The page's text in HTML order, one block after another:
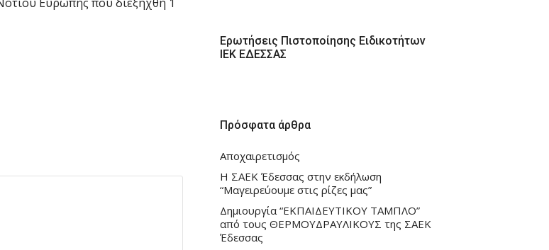
Ερωτήσεις Πιστοποίησης Ειδικοτήτων
ΙΕΚ ΕΔΕΣΣΑΣ
Πρόσφατα άρθρα
Αποχαιρετισμός
Η ΣΑΕΚ Έδεσσας στην εκδήλωση
“Μαγειρεύουμε στις ρίζες μας”
Δημιουργία “ΕΚΠΑΙΔΕΥΤΙΚΟΥ ΤΑΜΠΛΟ”
από τους ΘΕΡΜΟΥΔΡΑΥΛΙΚΟΥΣ της ΣΑΕΚ
Έδεσσας